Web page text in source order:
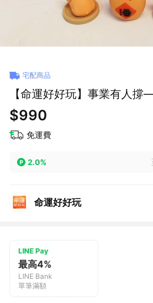
宅配商品
【命運好好玩】事業有人撐
$990
免運費
2.0%
命運好好玩
LINE Pay
最高4%
LINE Bank
單筆滿額